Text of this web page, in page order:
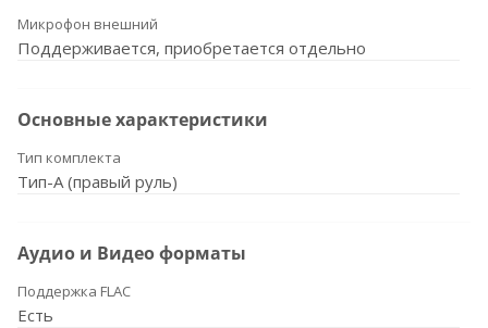
Микрофон внешний
Поддерживается, приобретается отдельно
Основные характеристики
Тип комплекта
Тип-A (правый руль)
Аудио и Видео форматы
Поддержка FLAC
Есть